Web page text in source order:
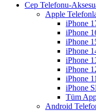
Cep Telefonu-
Apple
iPhone
iPhone
iPhone
iPhone
iPhone
iPhone
iPhone 11
iPhone
Tüm
Android